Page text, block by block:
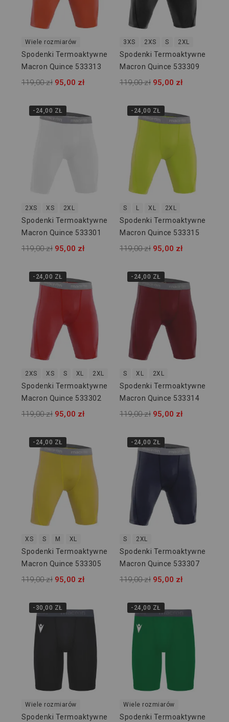
Wiele rozmiarów
Spodenki Termoaktywne
Macron Quince 533313
119,00 zł 95,00 zł
3XS 2XS S 2XL
Spodenki Termoaktywne
Macron Quince 533309
119,00 zł 95,00 zł
-24,00 ZŁ
2XS XS 2XL
Spodenki Termoaktywne
Macron Quince 533301
119,00 zł 95,00 zł
-24,00 ZŁ
S L XL 2XL
Spodenki Termoaktywne
Macron Quince 533315
119,00 zł 95,00 zł
-24,00 ZŁ
2XS XS S XL 2XL
Spodenki Termoaktywne
Macron Quince 533302
119,00 zł 95,00 zł
-24,00 ZŁ
S XL 2XL
Spodenki Termoaktywne
Macron Quince 533314
119,00 zł 95,00 zł
-24,00 ZŁ
XS S M XL
Spodenki Termoaktywne
Macron Quince 533305
119,00 zł 95,00 zł
-24,00 ZŁ
S 2XL
Spodenki Termoaktywne
Macron Quince 533307
119,00 zł 95,00 zł
-30,00 ZŁ
Wiele rozmiarów
Spodenki Termoaktywne
-24,00 ZŁ
Wiele rozmiarów
Spodenki Termoaktywne